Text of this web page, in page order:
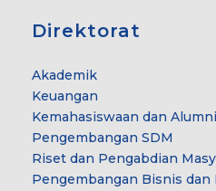
Direktorat
Akademik
Keuangan
Kemahasiswaan dan Alumni
Pengembangan SDM
Riset dan Pengabdian
Pengembangan Bisnis dan